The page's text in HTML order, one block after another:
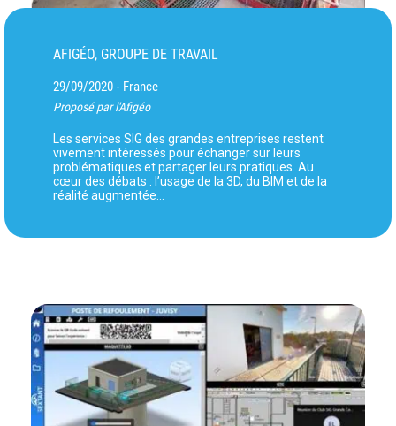
AFIGÉO, GROUPE DE TRAVAIL
29/09/2020 - France
Proposé par l'Afigéo
Les services SIG des grandes entreprises restent
vivement intéressés pour échanger sur leurs
problématiques et partager leurs pratiques. Au
cœur des débats : l’usage de la 3D, du BIM et de la
réalité augmentée…